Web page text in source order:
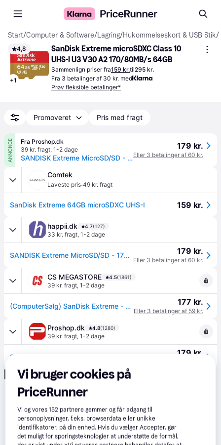
Start/Computer & Software/Lagring/Hukommelseskort & USB Stik/
4,8
+1
SanDisk Extreme microSDXC Class 10
UHS-I U3 V30 A2 170/80MB/s 64GB
Sammenlign priser fra159 kr.til295 kr.
Fra 3 betalinger af 30 kr. med
Prøv fleksible betalinger*
Promoveret Pris med fragt
ANNONCE
Fra Proshop.dk
39 kr. fragt, 1-2 dage
SANDISK Extreme MicroSD/SD - 170MB/s - 64GB
179 kr.
Eller 3 betalinger af 60 kr.
Comtek
Laveste pris·49 kr. fragt
SanDisk Extreme 64GB microSDXC UHS-I 159 kr.
happii.dk 4.7(127)
33 kr. fragt, 1-2 dage
SANDISK Extreme MicroSD/SD - 170MB/s - 64GB 179 kr.
Eller 3 betalinger af 60 kr.
CS MEGASTORE 4.5(1861)
39 kr. fragt, 1-2 dage
(ComputerSalg) SanDisk Extreme - Flashhukommelseskort (microSDXC til SD adapter inkluderet) - 64 GB - A2 / Video Class V30 / UHS-I U3 / Class10 - microSDXC UHS-I 177 kr.
Eller 3 betalinger af 59 kr.
Proshop.dk 4.8(1280)
39 kr. fragt, 1-2 dage
179 kr.
Annonce
Vi bruger cookies på
PriceRunner
Vi og vores152 partnere gemmer og får adgang til
personoplysninger, f.eks. browserdata eller unikke
identifikatorer, på din enhed. Hvis du vælger Accepter, gør
det muligt for sporingsteknologier at understøtte de formål,